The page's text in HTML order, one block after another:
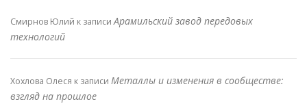
Смирнов Юлий к записиАрамильский завод передовых
технологий
Хохлова Олеся к записи Металлы и изменения в сообществе:
взгляд на прошлое